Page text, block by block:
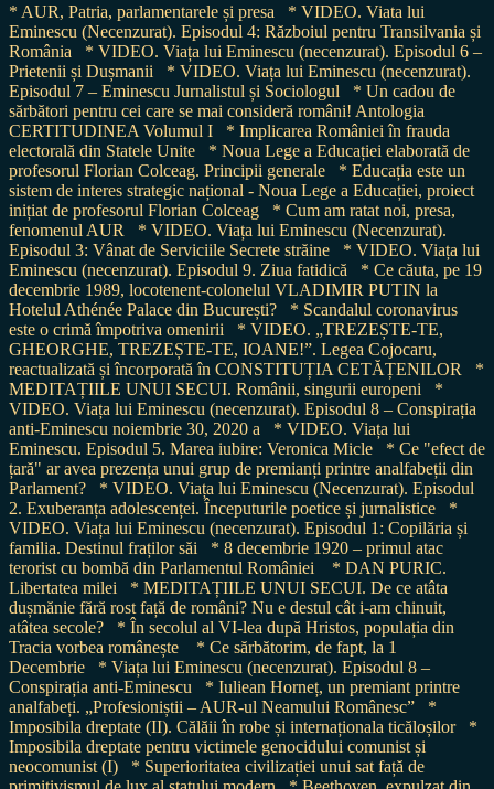
* AUR, Patria, parlamentarele și presa
* VIDEO. Viata lui
Eminescu (Necenzurat). Episodul 4: Războiul pentru Transilvania și
România
* VIDEO. Viața lui Eminescu (necenzurat). Episodul 6 –
Prietenii și Dușmanii
* VIDEO. Viața lui Eminescu (necenzurat).
Episodul 7 – Eminescu Jurnalistul și Sociologul
* Un cadou de
sărbători pentru cei care se mai consideră români! Antologia
CERTITUDINEA Volumul I
* Implicarea României în frauda
electorală din Statele Unite
* Noua Lege a Educației elaborată de
profesorul Florian Colceag. Principii generale
* Educația este un
sistem de interes strategic național - Noua Lege a Educației, proiect
inițiat de profesorul Florian Colceag
* Cum am ratat noi, presa,
fenomenul AUR
* VIDEO. Viața lui Eminescu (Necenzurat).
Episodul 3: Vânat de Serviciile Secrete străine
* VIDEO. Viața lui
Eminescu (necenzurat). Episodul 9. Ziua fatidică
* Ce căuta, pe 19
decembrie 1989, locotenent-colonelul VLADIMIR PUTIN la
Hotelul Athénée Palace din București?
* Scandalul coronavirus
este o crimă împotriva omenirii
* VIDEO. „TREZEȘTE-TE,
GHEORGHE, TREZEȘTE-TE, IOANE!”. Legea Cojocaru,
reactualizată și încorporată în CONSTITUȚIA CETĂȚENILOR
*
MEDITAȚIILE UNUI SECUI. Românii, singurii europeni
*
VIDEO. Viața lui Eminescu (necenzurat). Episodul 8 – Conspirația
anti-Eminescu noiembrie 30, 2020 a
* VIDEO. Viața lui
Eminescu. Episodul 5. Marea iubire: Veronica Micle
* Ce "efect de
țară" ar avea prezența unui grup de premianți printre analfabeții din
Parlament?
* VIDEO. Viața lui Eminescu (Necenzurat). Episodul
2. Exuberanța adolescenței. Începuturile poetice și jurnalistice
*
VIDEO. Viața lui Eminescu (necenzurat). Episodul 1: Copilăria și
familia. Destinul fraților săi
* 8 decembrie 1920 – primul atac
terorist cu bombă din Parlamentul României
* DAN PURIC.
Libertatea milei
* MEDITAȚIILE UNUI SECUI. De ce atâta
dușmănie fără rost față de români? Nu e destul cât i-am chinuit,
atâtea secole?
* În secolul al VI-lea după Hristos, populația din
Tracia vorbea românește
* Ce sărbătorim, de fapt, la 1
Decembrie
* Viața lui Eminescu (necenzurat). Episodul 8 –
Conspirația anti-Eminescu
* Iuliean Horneț, un premiant printre
analfabeți. „Profesioniștii – AUR-ul Neamului Românesc”
*
Imposibila dreptate (II). Călăii în robe și internaționala ticăloșilor
*
Imposibila dreptate pentru victimele genocidului comunist și
neocomunist (I)
* Superioritatea civilizației unui sat față de